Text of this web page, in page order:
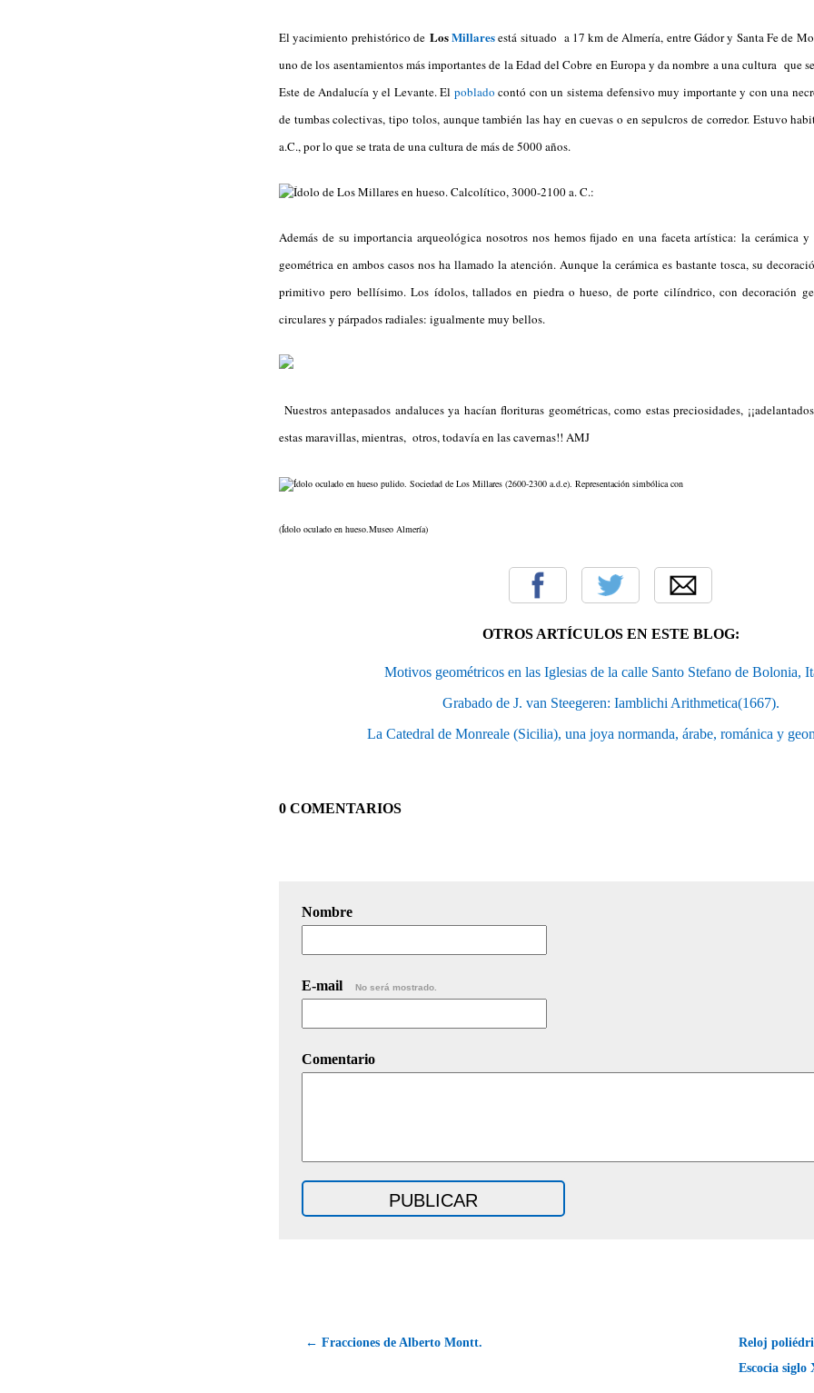
El yacimiento prehistórico de LosMillaresestá situado a 17 km de Almería, entre Gádor y Santa Fe de
uno de los asentamientos más importantes de la Edad del Cobre en Europa y da nombre a una cultura que
Este de Andalucía y el Levante. El pobladocontó con un sistema defensivo muy importante y con una
de tumbas colectivas, tipo tolos, aunque también las hay en cuevas o en sepulcros de corredor. Estuvo
a.C., por lo que se trata de una cultura de más de 5000 años.
Además de su importancia arqueológica nosotros nos hemos fijado en una faceta artística: la cerámica
geométrica en ambos casos nos ha llamado la atención. Aunque la cerámica es bastante tosca, su
primitivo pero bellísimo. Los ídolos, tallados en piedra o hueso, de porte cilíndrico, con decoración
circulares y párpados radiales: igualmente muy bellos.
Nuestros antepasados andaluces ya hacían florituras geométricas, como estas preciosidades,
estas maravillas, mientras, otros, todavía en las cavernas!! AMJ
(Ídolo oculado en hueso.Museo Almería)
OTROS ARTÍCULOS EN ESTE BLOG:
Motivos geométricos en las Iglesias de la calle Santo Stefano de Bolonia,
Grabado de J. van Steegeren: Iamblichi Arithmetica(1667).
La Catedral de Monreale (Sicilia), una joya normanda, árabe, románica y
0 COMENTARIOS
Nombre
E-mail No será mostrado.
Comentario
← Fracciones de Alberto Montt.
Reloj
Escocia